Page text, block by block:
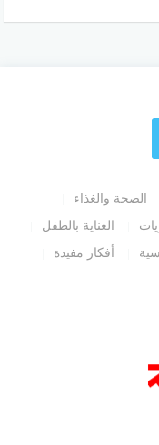
الصحة والغذاء
العناية بالطفل
أفكار مفيدة